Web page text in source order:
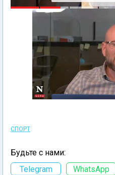
СПОРТ
Будьте с нами:
Telegram
WhatsApp